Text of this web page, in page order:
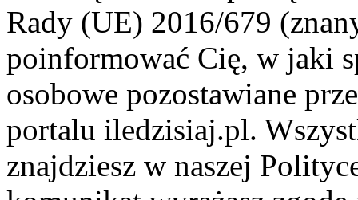
Rady (UE) 2016/679
poinformować Cię, w jaki
osobowe pozostawiane
portalu iledzisiaj.pl.
znajdziesz w naszej